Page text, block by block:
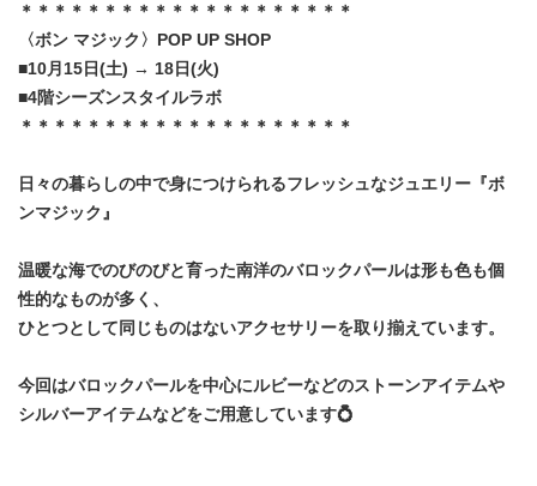
＊＊＊＊＊＊＊＊＊＊＊＊＊＊＊＊＊＊＊＊
〈ボン マジック〉POP UP SHOP
■10月15日(土) → 18日(火)
■4階シーズンスタイルラボ
＊＊＊＊＊＊＊＊＊＊＊＊＊＊＊＊＊＊＊＊
日々の暮らしの中で身につけられるフレッシュなジュエリー『ボ
ンマジック』
温暖な海でのびのびと育った南洋のバロックパールは形も色も個
性的なものが多く、
ひとつとして同じものはないアクセサリーを取り揃えています。
今回はバロックパールを中心にルビーなどのストーンアイテムや
シルバーアイテムなどをご用意しています💍